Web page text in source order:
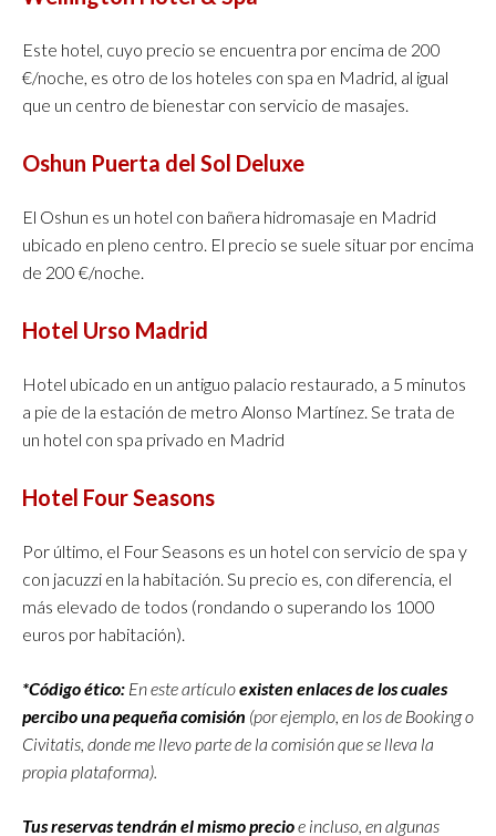
Este hotel, cuyo precio se encuentra por encima de 200
€/noche, es otro de los hoteles con spa en Madrid, al igual
que un centro de bienestar con servicio de masajes.
Oshun Puerta del Sol Deluxe
El Oshun es un hotel con bañera hidromasaje en Madrid
ubicado en pleno centro. El precio se suele situar por encima
de 200 €/noche.
Hotel Urso Madrid
Hotel ubicado en un antiguo palacio restaurado, a 5 minutos
a pie de la estación de metro Alonso Martínez. Se trata de
un hotel con spa privado en Madrid
Hotel Four Seasons
Por último, el Four Seasons es un hotel con servicio de spa y
con jacuzzi en la habitación. Su precio es, con diferencia, el
más elevado de todos (rondando o superando los 1000
euros por habitación).
*Código ético: En este artículoexisten enlaces de los cuales
percibo una pequeña comisión (por ejemplo, en los de Booking o
Civitatis, donde me llevo parte de la comisión que se lleva la
propia plataforma).
Tus reservas tendrán el mismo precioe incluso, en algunas